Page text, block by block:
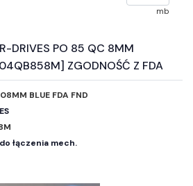
mb
DRIVES PO 85 QC 8MM
ZGODNOŚĆ Z FDA
BLUE FDA FND
łączenia mech.